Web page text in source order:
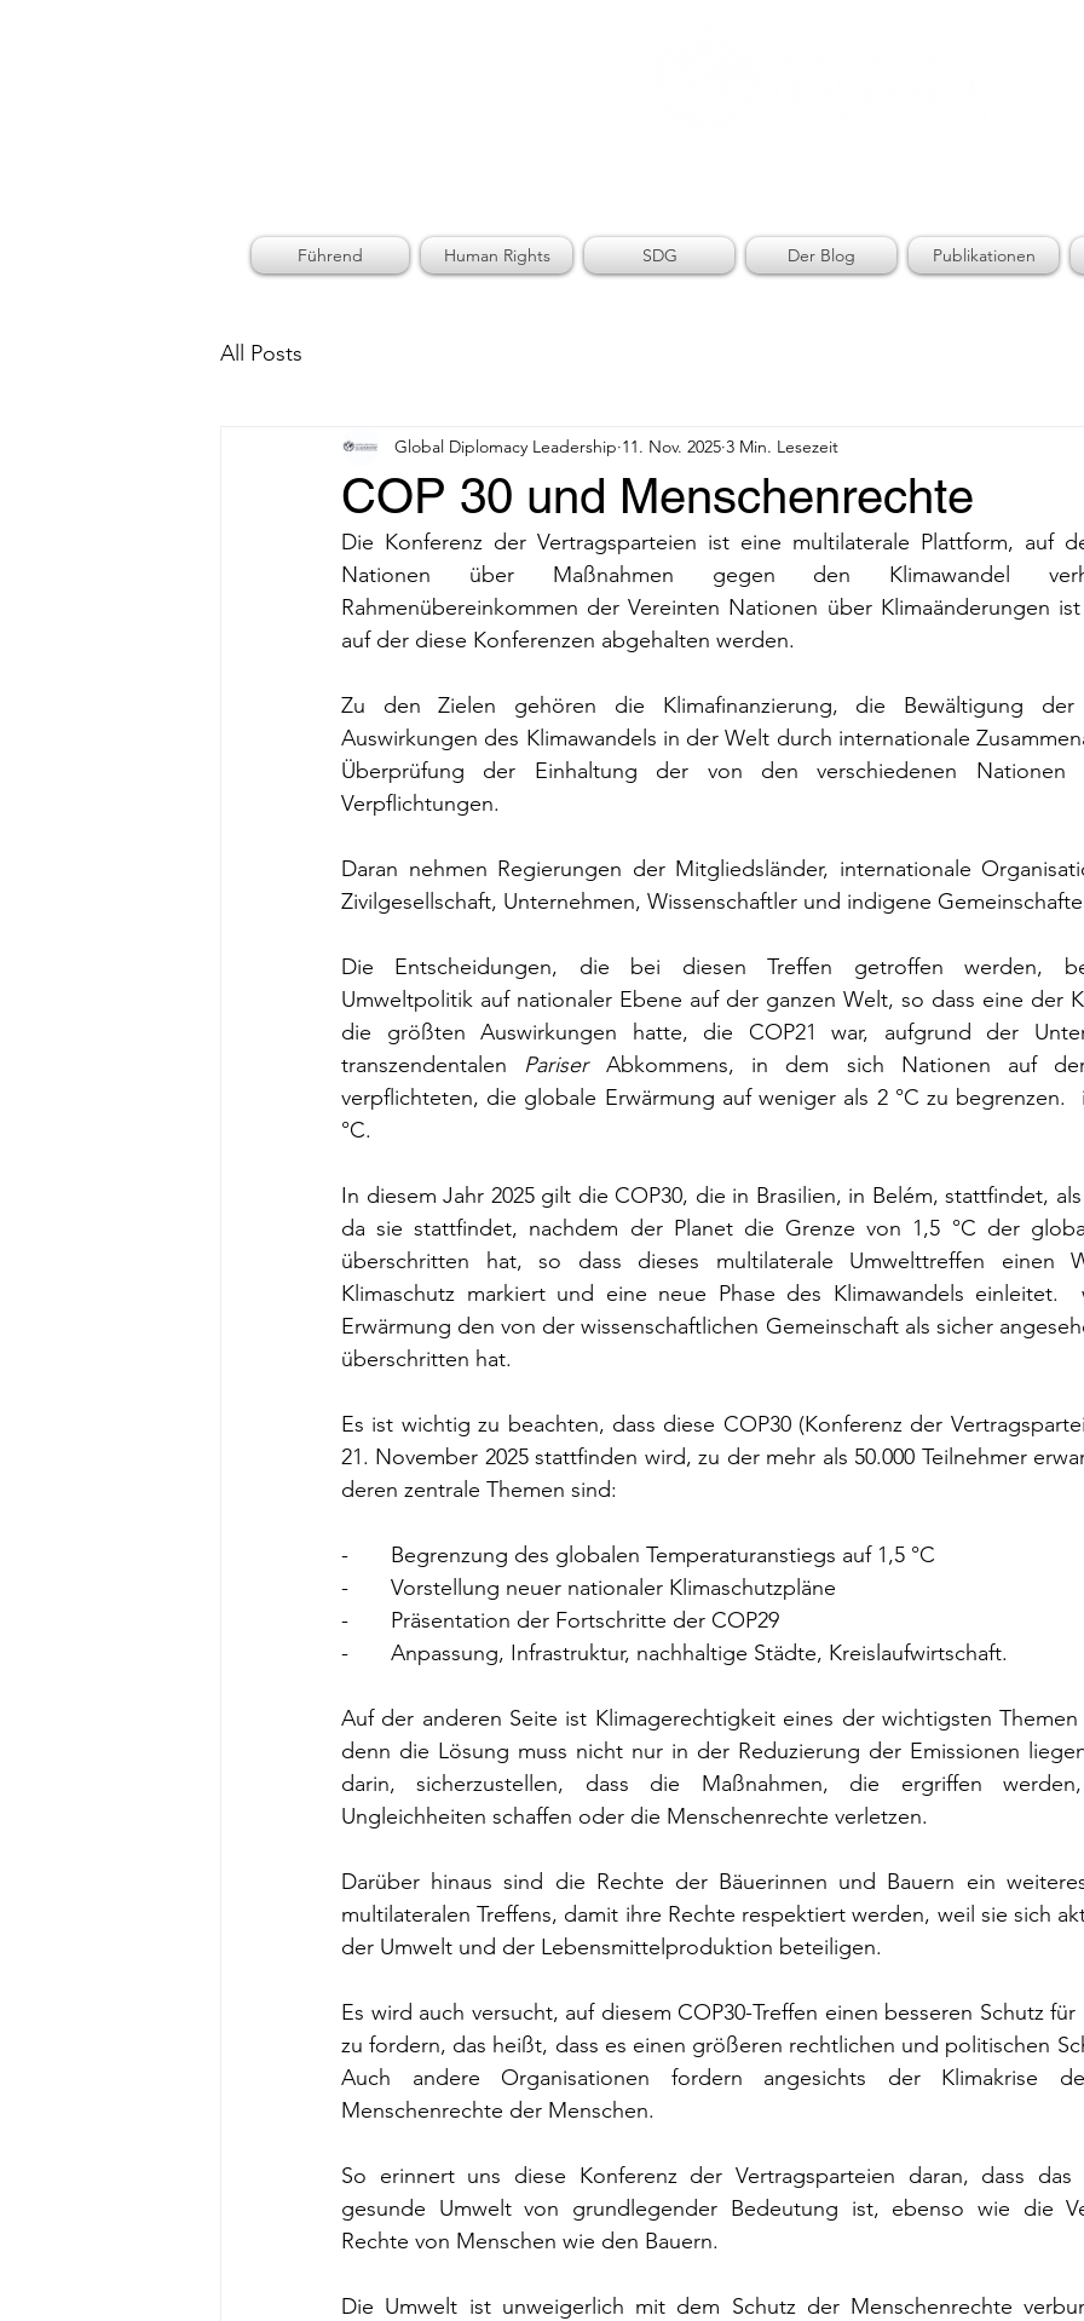
Führend Human Rights SDG Der Blog Publikationen
All Posts
COP 30 und Menschenrechte
Global Diplomacy Leadership 11. Nov. 2025 3 Min. Lesezeit
Die Konferenz der Vertragsparteien ist eine multilaterale Plattform, auf
Nationen über Maßnahmen gegen den Klimawandel
Rahmenübereinkommen der Vereinten Nationen über Klimaänderungen
auf der diese Konferenzen abgehalten werden.
Zu den Zielen gehören die Klimafinanzierung, die Bewältigung der
Auswirkungen des Klimawandels in der Welt durch internationale
Überprüfung der Einhaltung der von den verschiedenen Nationen
Verpflichtungen.
Daran nehmen Regierungen der Mitgliedsländer, internationale
Zivilgesellschaft, Unternehmen, Wissenschaftler und indigene
Die Entscheidungen, die bei diesen Treffen getroffen werden,
Umweltpolitik auf nationaler Ebene auf der ganzen Welt, so dass eine der
die größten Auswirkungen hatte, die COP21 war, aufgrund der
transzendentalen Pariser Abkommens, in dem sich Nationen auf
verpflichteten, die globale Erwärmung auf weniger als 2 °C zu begrenzen.
°C.
In diesem Jahr 2025 gilt die COP30, die in Brasilien, in Belém, stattfindet,
da sie stattfindet, nachdem der Planet die Grenze von 1,5 °C der
überschritten hat, so dass dieses multilaterale Umwelttreffen einen
Klimaschutz markiert und eine neue Phase des Klimawandels einleitet.
Erwärmung den von der wissenschaftlichen Gemeinschaft als sicher
überschritten hat.
Es ist wichtig zu beachten, dass diese COP30 (Konferenz der
21. November 2025 stattfinden wird, zu der mehr als 50.000 Teilnehmer
deren zentrale Themen sind:
-       Begrenzung des globalen Temperaturanstiegs auf 1,5 °C
-       Vorstellung neuer nationaler Klimaschutzpläne
-       Präsentation der Fortschritte der COP29
-       Anpassung, Infrastruktur, nachhaltige Städte, Kreislaufwirtschaft.
Auf der anderen Seite ist Klimagerechtigkeit eines der wichtigsten Themen
denn die Lösung muss nicht nur in der Reduzierung der Emissionen
darin, sicherzustellen, dass die Maßnahmen, die ergriffen
Ungleichheiten schaffen oder die Menschenrechte verletzen.
Darüber hinaus sind die Rechte der Bäuerinnen und Bauern ein
multilateralen Treffens, damit ihre Rechte respektiert werden, weil sie sich
der Umwelt und der Lebensmittelproduktion beteiligen.
Es wird auch versucht, auf diesem COP30-Treffen einen besseren Schutz
zu fordern, das heißt, dass es einen größeren rechtlichen und politischen
Auch andere Organisationen fordern angesichts der Klimakrise
Menschenrechte der Menschen.
So erinnert uns diese Konferenz der Vertragsparteien daran, dass
gesunde Umwelt von grundlegender Bedeutung ist, ebenso wie die
Rechte von Menschen wie den Bauern.
Die Umwelt ist unweigerlich mit dem Schutz der Menschenrechte